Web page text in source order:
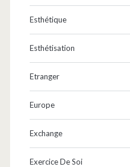
Esthétique
Esthétisation
Etranger
Europe
Exchange
Exercice De Soi